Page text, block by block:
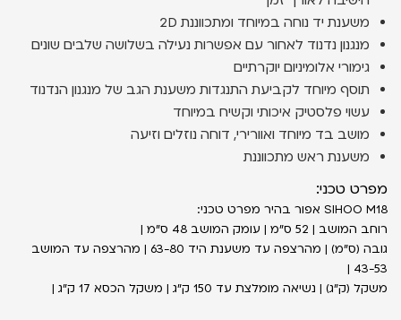
משענת יד נוחה במיוחד ומתכווננת 2D
מנגנון נדנוד לאחור עם אפשרות נעילה בשלושה שלבים שונים
גימורי אלומיניום יוקרתיים
תוסף מיוחד לקביעת התנגדות משענת הגב של מנגנון הנדנוד
עשוי פלסטיק איכותי וקשיח במיוחד
מושב בד מיוחד ואוורירי, דוחה נוזלים וזיעה
משענת ראש מתכווננת
מפרט טכני:
SIHOO M18 אפור בהיר מפרט טכני:
רוחב המושב | 52 ס״מ | עומק המושב 48 ס״מ |
גובה (ס״מ) | מהרצפה עד משענת היד 63-80 | מהרצפה עד המושב
43-53 |
משקל (ק״ג) | נשיאה מומלצת עד 150 ק״ג | משקל הכסא 17 ק״ג |